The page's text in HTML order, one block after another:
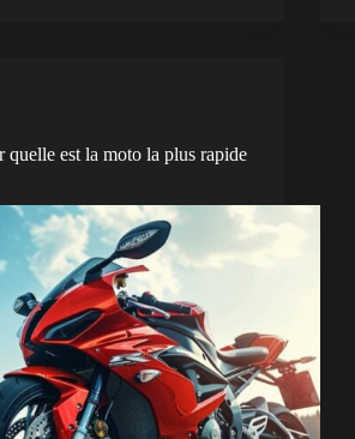
quelle est la moto la plus rapide